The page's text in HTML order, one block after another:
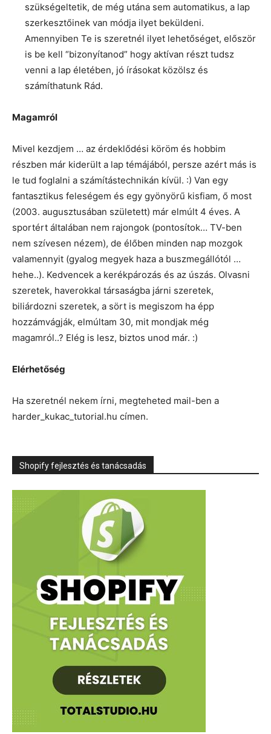
szükségeltetik, de még utána sem automatikus, a lap
szerkesztőinek van módja ilyet beküldeni.
Amennyiben Te is szeretnél ilyet lehetőséget, először
is be kell “bizonyítanod” hogy aktívan részt tudsz
venni a lap életében, jó írásokat közölsz és
számíthatunk Rád.
Magamról
Mivel kezdjem … az érdeklődési köröm és hobbim
részben már kiderült a lap témájából, persze azért más is
le tud foglalni a számítástechnikán kívül. :) Van egy
fantasztikus feleségem és egy gyönyörű kisfiam, ő most
(2003. augusztusában született) már elmúlt 4 éves. A
sportért általában nem rajongok (pontosítok… TV-ben
nem szívesen nézem), de élőben minden nap mozgok
valamennyit (gyalog megyek haza a buszmegállótól …
hehe..). Kedvencek a kerékpározás és az úszás. Olvasni
szeretek, haverokkal társaságba járni szeretek,
biliárdozni szeretek, a sört is megiszom ha épp
hozzámvágják, elmúltam 30, mit mondjak még
magamról..? Elég is lesz, biztos unod már. :)
Elérhetőség
Ha szeretnél nekem írni, megteheted mail-ben a
harder_kukac_tutorial.hu címen.
Shopify fejlesztés és tanácsadás